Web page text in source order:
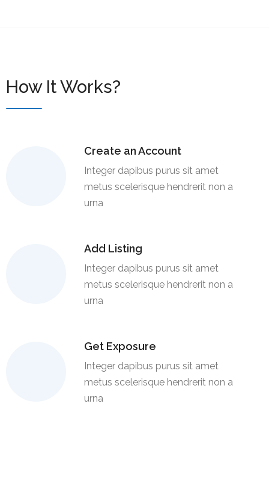
How It Works?
Create an Account
Integer dapibus purus sit amet
metus scelerisque hendrerit non a
urna
Add Listing
Integer dapibus purus sit amet
metus scelerisque hendrerit non a
urna
Get Exposure
Integer dapibus purus sit amet
metus scelerisque hendrerit non a
urna